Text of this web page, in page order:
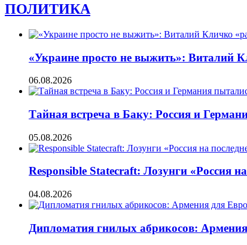
ПОЛИТИКА
«Украине просто не выжить»: Виталий
06.08.2026
Тайная встреча в Баку: Россия и
05.08.2026
Responsible Statecraft: Лозунги «Россия
04.08.2026
Дипломатия гнилых абрикосов: